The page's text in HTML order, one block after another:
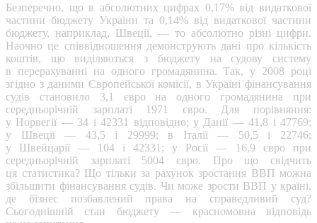
Безперечно, що в абсолютних цифрах 0,17% від видаткової
частини бюджету України та 0,14% від видаткової частини
бюджету, наприклад, Швеції, — то абсолютно різні цифри.
Наочно це співвідношення демонструють дані про кількість
коштів, що виділяються з бюджету на судову систему
в перерахуванні на одного громадянина. Так, у 2008 році
згідно з даними Європейської комісії, в Україні фінансування
судів становило 3,1 євро на одного громадянина при
середньорічній зарплаті 1971 євро. Для порівняння:
у Норвегії — 34 і 42331 відповідно; у Данії — 41,8 і 47769;
у Швеції — 43,5 і 29999; в Італії — 50,5 і 22746;
у Швейцарії — 104 і 42331; у Росії — 16,9 євро при
середньорічній зарплаті 5004 євро. Про що свідчить
ця статистика? Що тільки за рахунок зростання ВВП можна
збільшити фінансування судів. Чи може зрости ВВП у країні,
де бізнес позбавлений права на справедливий суд?
Сьогоднішній стан бюджету — красномовна відповідь